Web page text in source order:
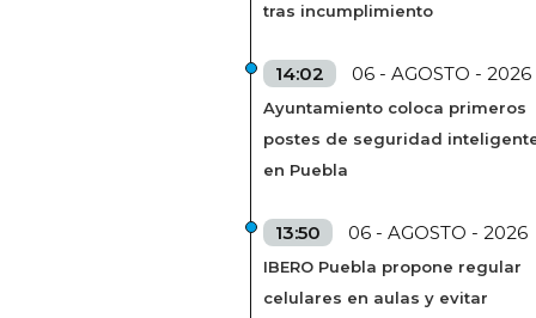
tras incumplimiento
14:02 06 - AGOSTO - 2026
Ayuntamiento coloca primeros
postes de seguridad
en Puebla
13:50 06 - AGOSTO - 2026
IBERO Puebla propone regular
celulares en aulas y evitar